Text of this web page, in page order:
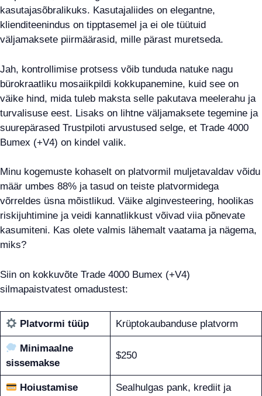
kasutajasõbralikuks. Kasutajaliides on elegantne,
klienditeenindus on tipptasemel ja ei ole tüütuid
väljamaksete piirmäärasid, mille pärast muretseda.
Jah, kontrollimise protsess võib tunduda natuke nagu
bürokraatliku mosaiikpildi kokkupanemine, kuid see on
väike hind, mida tuleb maksta selle pakutava meelerahu ja
turvalisuse eest. Lisaks on lihtne väljamaksete tegemine ja
suurepärased Trustpiloti arvustused selge, et Trade 4000
Bumex (+V4) on kindel valik.
Minu kogemuste kohaselt on platvormil muljetavaldav võidu
määr umbes 88% ja tasud on teiste platvormidega
võrreldes üsna mõistlikud. Väike alginvesteering, hoolikas
riskijuhtimine ja veidi kannatlikkust võivad viia põnevate
kasumiteni. Kas olete valmis lähemalt vaatama ja nägema,
miks?
Siin on kokkuvõte Trade 4000 Bumex (+V4)
silmapaistvatest omadustest:
Platvormi tüüp Krüptokaubanduse platvorm
Minimaalne
sissemakse
$250
Hoiustamise
Sealhulgas pank, krediit ja